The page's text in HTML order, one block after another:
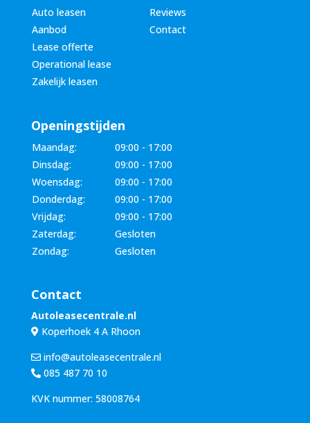
Auto leasen
Reviews
Aanbod
Contact
Lease offerte
Operational lease
Zakelijk leasen
Openingstijden
Maandag:
09:00 - 17:00
Dinsdag:
09:00 - 17:00
Woensdag:
09:00 - 17:00
Donderdag:
09:00 - 17:00
Vrijdag:
09:00 - 17:00
Zaterdag:
Gesloten
Zondag:
Gesloten
Contact
Autoleasecentrale.nl
Koperhoek 4 A Rhoon
info@autoleasecentrale.nl
085 487 70 10
KVK nummer: 58008764